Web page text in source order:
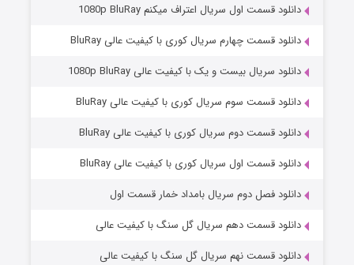
وستی ها
قسمت۱ (زیرنویس) منتشر شد
دانلود قسمت اول سریال اعتراف میکنم 1080p BluRay
دانلود قسمت چهارم سریال کوری با کیفیت عالی BluRay
دانلود سریال بیست و یک با کیفیت عالی 1080p BluRay
دانلود قسمت سوم سریال کوری با کیفیت عالی BluRay
دانلود قسمت دوم سریال کوری با کیفیت عالی BluRay
دانلود قسمت اول سریال کوری با کیفیت عالی BluRay
دانلود فصل دوم سریال بامداد خمار قسمت اول
دانلود قسمت دهم سریال گل سنگ با کیفیت عالی
دانلود قسمت نهم سریال گل سنگ با کیفیت عالی